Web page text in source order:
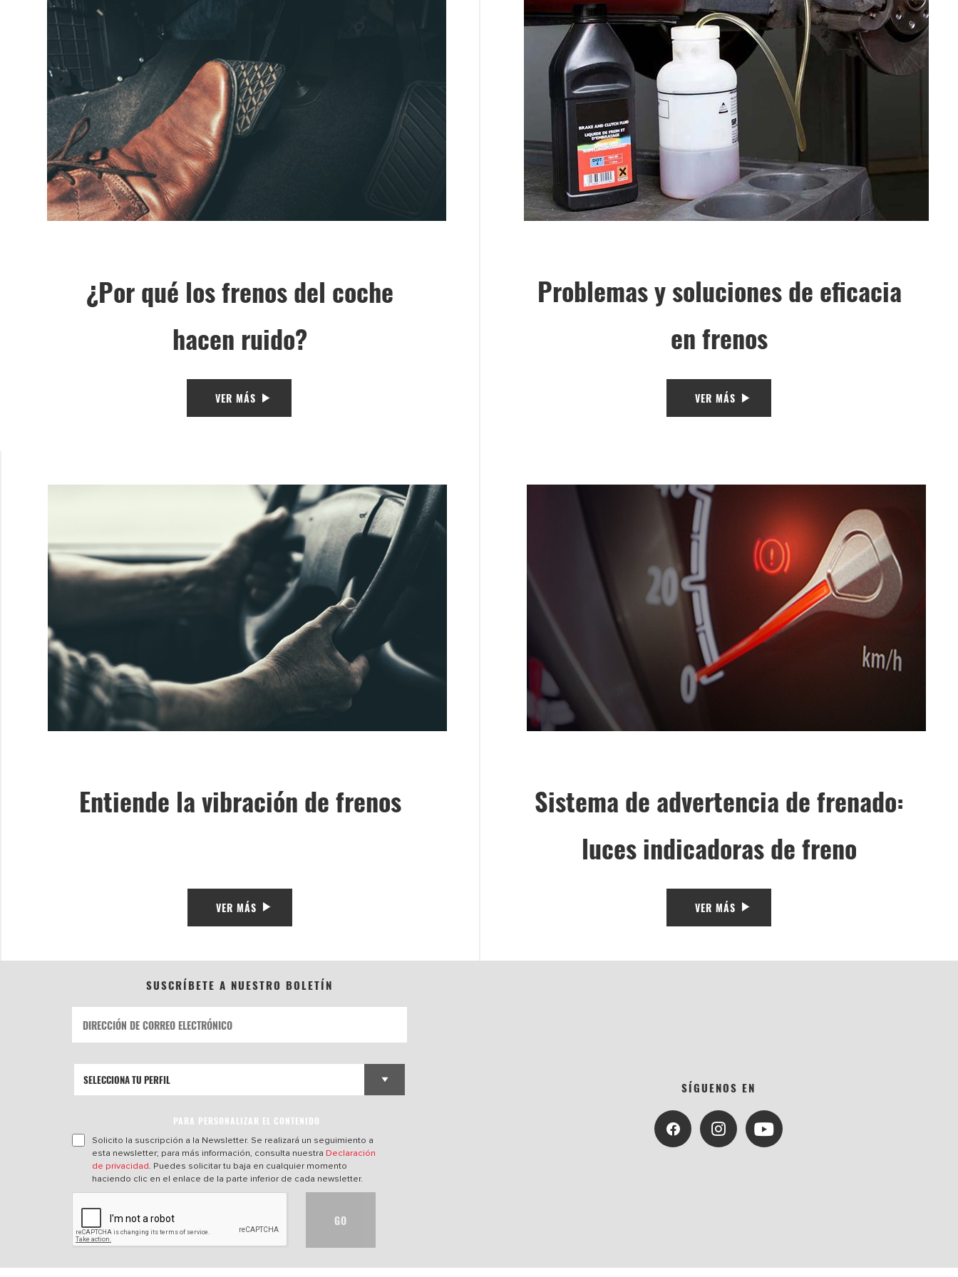
¿Por qué los frenos del coche
hacen ruido?
VER MÁS
Problemas y soluciones de eficacia
en frenos
VER MÁS
Entiende la vibración de frenos
VER MÁS
Sistema de advertencia de frenado:
luces indicadoras de freno
VER MÁS
SUSCRÍBETE A NUESTRO BOLETÍN
PARA PERSONALIZAR EL CONTENIDO
Solicito la suscripción a la Newsletter. Se realizará un seguimiento a
esta newsletter; para más información, consulta nuestra Declaración
de privacidad. Puedes solicitar tu baja en cualquier momento
haciendo clic en el enlace de la parte inferior de cada newsletter.
GO
SÍGUENOS EN